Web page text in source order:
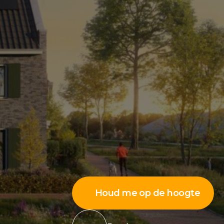
Houd me op de hoogte